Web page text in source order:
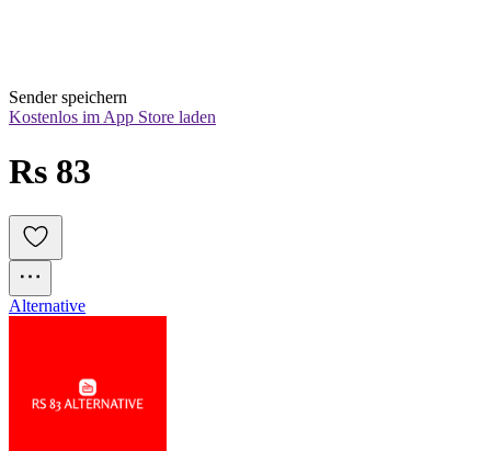
Sender speichern
Kostenlos im App Store laden
Rs 83
Alternative